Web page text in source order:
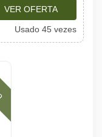
VER OFERTA
Usado 45 vezes